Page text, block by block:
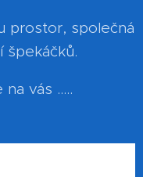
prostor, společná
špekáčků.
vás .....